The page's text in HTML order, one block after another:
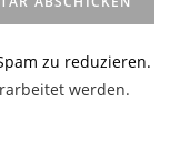
zu reduzieren.
werden.